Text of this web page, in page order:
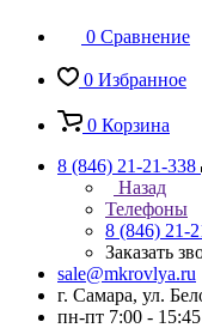
0 Сравнение
0 Избранное
0 Корзина
8 (846) 21-21-338
Назад
Телефоны
8 (846) 21-
Заказать
sale@mkrovlya.ru
г. Самара, ул.
пн-пт 7:00 -